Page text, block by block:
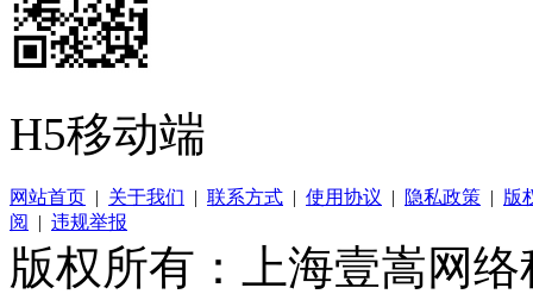
H5移动端
网站首页 | 关于我们 | 联系方式 | 使用协议 | 隐私政策 | 版
阅
| 违规举报
版权所有：上海壹嵩网